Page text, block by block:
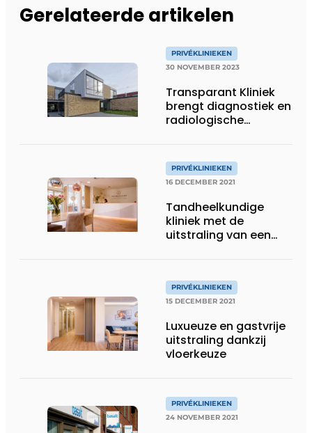
Gerelateerde artikelen
PRIVÉKLINIEKEN
30 NOVEMBER 2023
Transparant Kliniek
brengt diagnostiek en
radiologische
PRIVÉKLINIEKEN
16 DECEMBER 2021
Tandheelkundige
kliniek met de
uitstraling van een
PRIVÉKLINIEKEN
15 DECEMBER 2021
Luxueuze en gastvrije
uitstraling dankzij
vloerkeuze
PRIVÉKLINIEKEN
24 NOVEMBER 2021